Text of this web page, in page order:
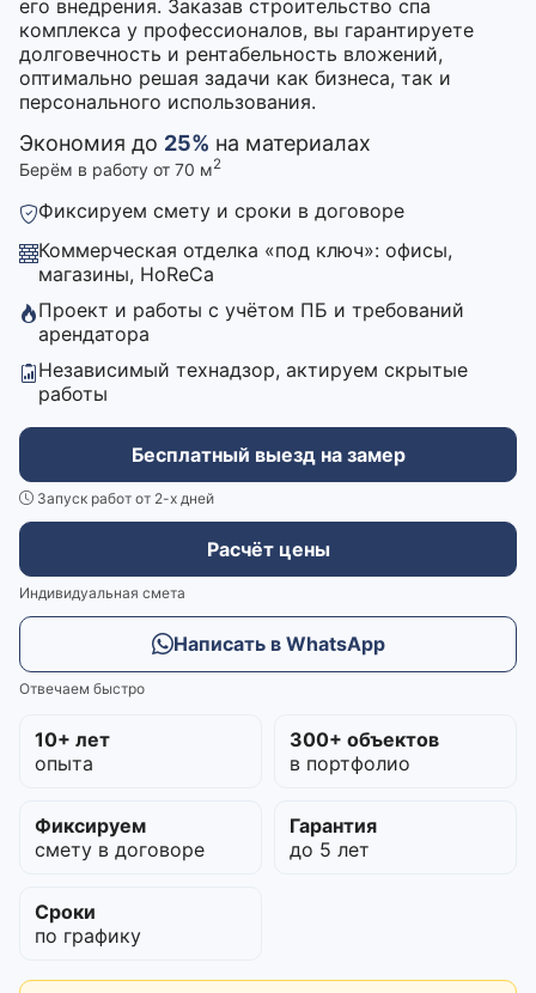
его внедрения. Заказав строительство спа
комплекса у профессионалов, вы гарантируете
долговечность и рентабельность вложений,
оптимально решая задачи как бизнеса, так и
персонального использования.
Экономия до 25% на материалах
Берём в работу от 70 м2
Фиксируем смету и сроки в договоре
Коммерческая отделка «под ключ»: офисы,
магазины, HoReCa
Проект и работы с учётом ПБ и требований
арендатора
Независимый технадзор, актируем скрытые
работы
Бесплатный выезд на замер
Запуск работ от 2-х дней
Расчёт цены
Индивидуальная смета
Написать в WhatsApp
Отвечаем быстро
10+ лет
опыта
300+ объектов
в портфолио
Фиксируем
смету в договоре
Гарантия
до 5 лет
Сроки
по графику